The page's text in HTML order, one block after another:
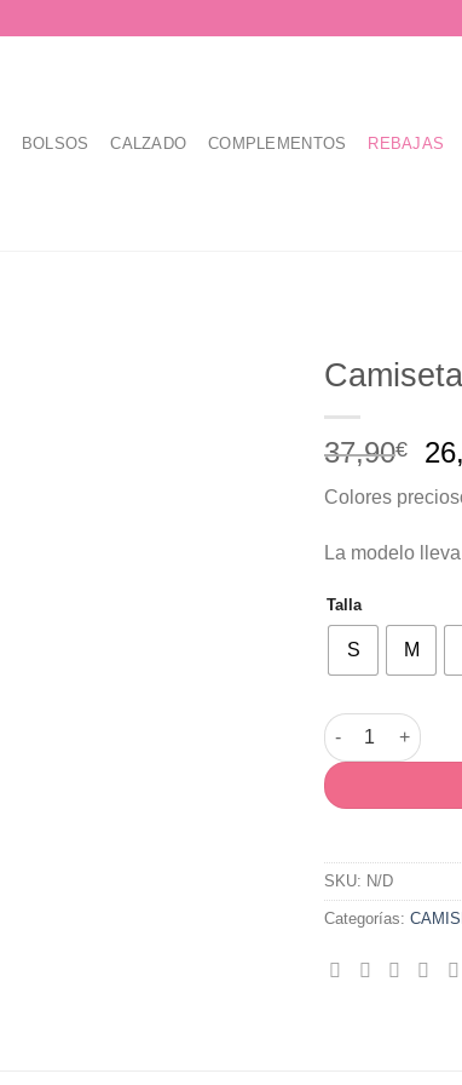
BOLSOS CALZADO COMPLEMENTOS REBAJAS
37,90€
El
Colores
La modelo
Talla
S M
Camiseta Veleta
SKU: N/D
Categorías: